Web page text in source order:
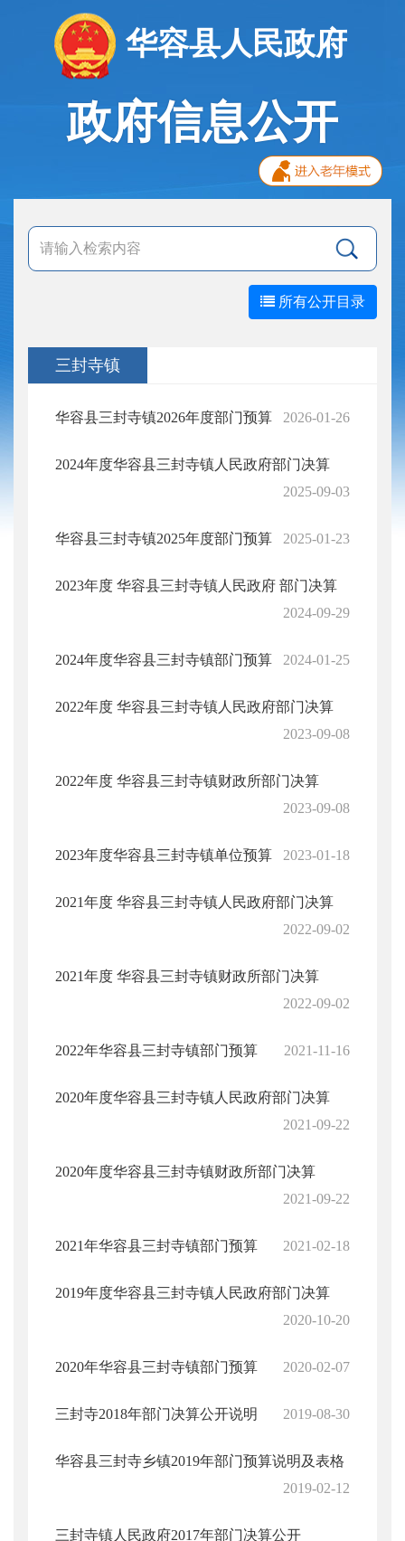
华容县人民政府
政府信息公开
所有公开目录
三封寺镇
华容县三封寺镇2026年度部门预算 2026-01-26
2024年度华容县三封寺镇人民政府部门决算
2025-09-03
华容县三封寺镇2025年度部门预算 2025-01-23
2023年度 华容县三封寺镇人民政府 部门决算
2024-09-29
2024年度华容县三封寺镇部门预算 2024-01-25
2022年度 华容县三封寺镇人民政府部门决算
2023-09-08
2022年度 华容县三封寺镇财政所部门决算
2023-09-08
2023年度华容县三封寺镇单位预算 2023-01-18
2021年度 华容县三封寺镇人民政府部门决算
2022-09-02
2021年度 华容县三封寺镇财政所部门决算
2022-09-02
2022年华容县三封寺镇部门预算 2021-11-16
2020年度华容县三封寺镇人民政府部门决算
2021-09-22
2020年度华容县三封寺镇财政所部门决算
2021-09-22
2021年华容县三封寺镇部门预算 2021-02-18
2019年度华容县三封寺镇人民政府部门决算
2020-10-20
2020年华容县三封寺镇部门预算 2020-02-07
三封寺2018年部门决算公开说明 2019-08-30
华容县三封寺乡镇2019年部门预算说明及表格
2019-02-12
三封寺镇人民政府2017年部门决算公开